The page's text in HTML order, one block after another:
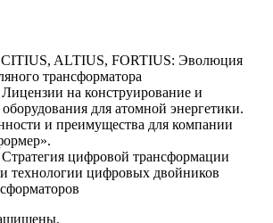
ALTIUS, FORTIUS: Эволюция
трансформатора
на конструирование и
для атомной энергетики.
и преимущества для компании
цифровой трансформации
и технологии цифровых двойников